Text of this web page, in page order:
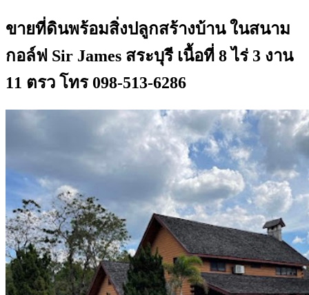
ขายที่ดินพร้อมสิ่งปลูกสร้างบ้าน ในสนาม
กอล์ฟ Sir James สระบุรี เนื้อที่ 8 ไร่ 3 งาน
11 ตรว โทร 098-513-6286